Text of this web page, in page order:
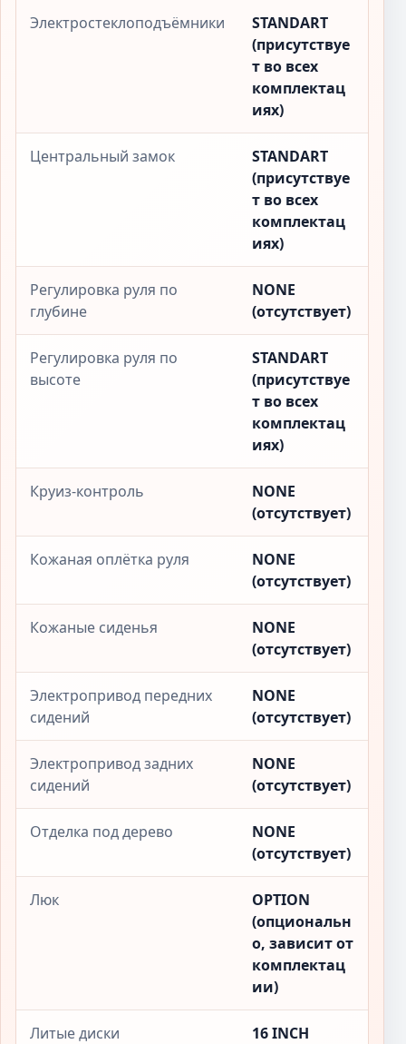
Электростеклоподъёмники
STANDART
(присутствуе
т во всех
комплектац
иях)
Центральный замок
STANDART
(присутствуе
т во всех
комплектац
иях)
Регулировка руля по
глубине
NONE
(отсутствует)
Регулировка руля по
высоте
STANDART
(присутствуе
т во всех
комплектац
иях)
Круиз-контроль
NONE
(отсутствует)
Кожаная оплётка руля
NONE
(отсутствует)
Кожаные сиденья
NONE
(отсутствует)
Электропривод передних
сидений
NONE
(отсутствует)
Электропривод задних
сидений
NONE
(отсутствует)
Отделка под дерево
NONE
(отсутствует)
Люк
OPTION
(опциональн
о, зависит от
комплектац
ии)
Литые диски
16 INCH